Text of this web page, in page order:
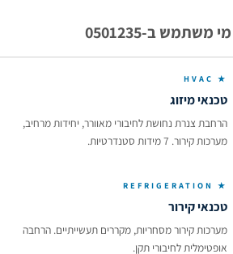
מי משתמש ב-0501235
★ HVAC
טכנאי מיזוג
הרחבת צנרת נחושת לחיבורי מאוורר, יחידות מרחיב,
מערכות קירור. 7 מידות סטנדרטיות.
★ REFRIGERATION
טכנאי קירור
מערכות קירור מסחריות, מקררים תעשייתיים. הרחבה
אופטימלית לחיבורי תקן.